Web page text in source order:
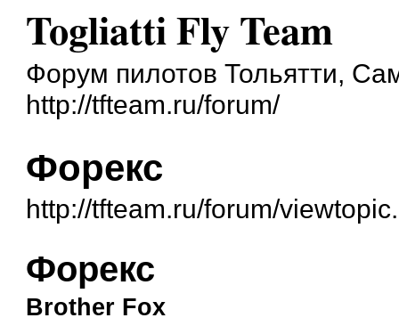
Togliatti Fly Team
Форум пилотов Тольятти,
http://tfteam.ru/forum/
Форекс
http://tfteam.ru/forum/
Форекс
Brother Fox